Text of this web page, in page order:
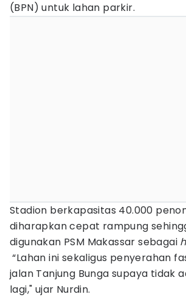
(BPN) untuk lahan parkir.
Stadion berkapasitas 40.000
diharapkan cepat rampung
digunakan PSM Makassar sebagai
“Lahan ini sekaligus penyerahan
jalan Tanjung Bunga supaya tidak
lagi," ujar Nurdin.